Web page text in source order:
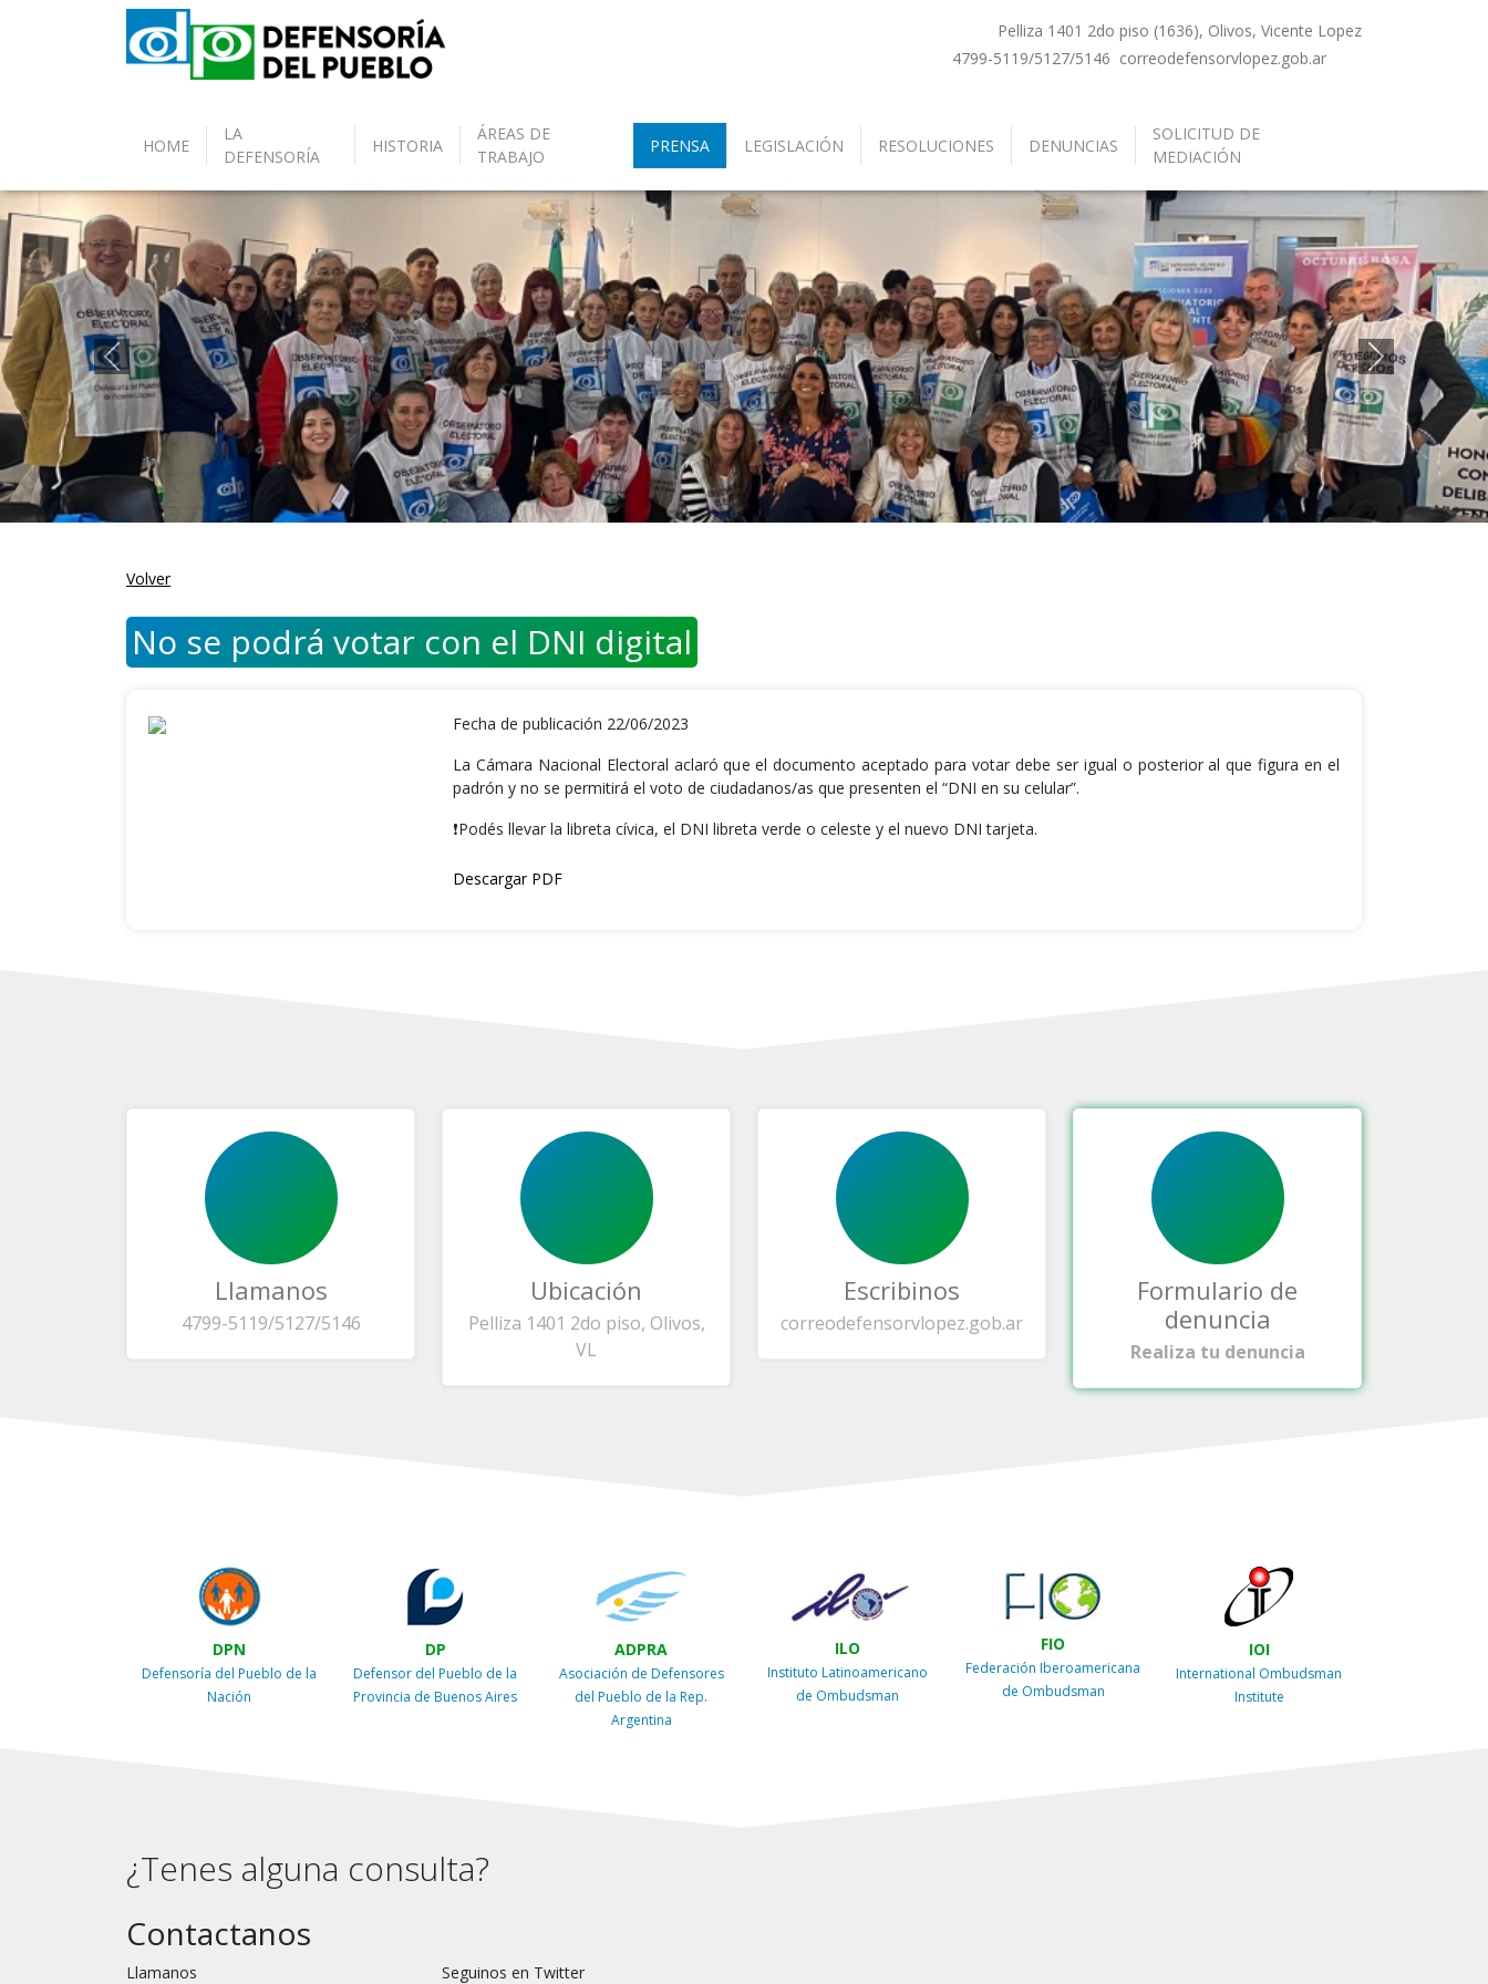
Pelliza 1401 2do piso (1636), Olivos, Vicente Lopez
4799-5119/5127/5146 correodefensorvlopez.gob.ar
HOME
LA
DEFENSORÍA
HISTORIA
ÁREAS DE
TRABAJO
PRENSA LEGISLACIÓN RESOLUCIONES DENUNCIAS
SOLICITUD DE
MEDIACIÓN
Anterior Siguiente
Volver
No se podrá votar con el DNI digital
Fecha de publicación 22/06/2023
La Cámara Nacional Electoral aclaró que el documento aceptado para votar debe ser igual o posterior al que figura en el
padrón y no se permitirá el voto de ciudadanos/as que presenten el “DNI en su celular”.
❗️Podés llevar la libreta cívica, el DNI libreta verde o celeste y el nuevo DNI tarjeta.
Descargar PDF
Llamanos
4799-5119/5127/5146
Ubicación
Pelliza 1401 2do piso, Olivos,
VL
Escribinos
correodefensorvlopez.gob.ar
Formulario de
denuncia
Realiza tu denuncia
DPN
Defensoría del Pueblo de la
Nación
DP
Defensor del Pueblo de la
Provincia de Buenos Aires
ADPRA
Asociación de Defensores
del Pueblo de la Rep.
Argentina
ILO
Instituto Latinoamericano
de Ombudsman
FIO
Federación Iberoamericana
de Ombudsman
IOI
International Ombudsman
Institute
¿Tenes alguna consulta?
Contactanos
Llamanos Seguinos en Twitter